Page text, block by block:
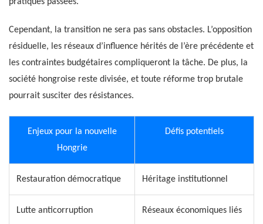
Cependant, la transition ne sera pas sans obstacles. L’opposition
résiduelle, les réseaux d’influence hérités de l’ère précédente et
les contraintes budgétaires compliqueront la tâche. De plus, la
société hongroise reste divisée, et toute réforme trop brutale
pourrait susciter des résistances.
Enjeux pour la nouvelle
Hongrie
Défis potentiels
Restauration démocratique Héritage institutionnel
Lutte anticorruption Réseaux économiques liés